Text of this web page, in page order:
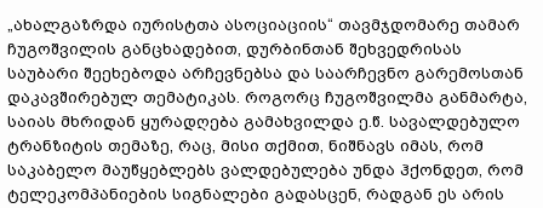
„ახალგაზრდა იურისტთა ასოციაციის“ თავმჯდომარე თამარ
ჩუგოშვილის განცხადებით, დურბინთან შეხვედრისას
საუბარი შეეხებოდა არჩევნებსა და საარჩევნო გარემოსთან
დაკავშირებულ თემატიკას. როგორც ჩუგოშვილმა განმარტა,
საიას მხრიდან ყურადღება გამახვილდა ე.წ. სავალდებულო
ტრანზიტის თემაზე, რაც, მისი თქმით, ნიშნავს იმას, რომ
საკაბელო მაუწყებლებს ვალდებულება უნდა ჰქონდეთ, რომ
ტელეკომპანიების სიგნალები გადასცენ, რადგან ეს არის